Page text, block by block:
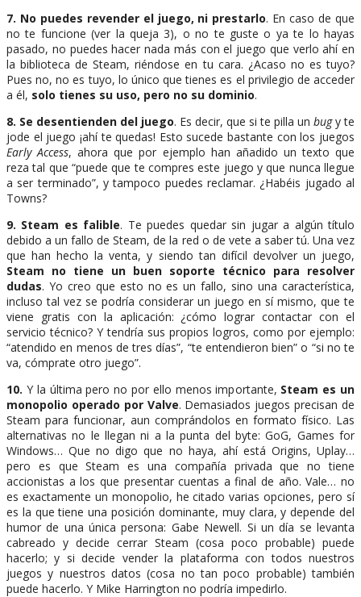
7. No puedes revender el juego, ni prestarlo. En caso de que
no te funcione (ver la queja 3), o no te guste o ya te lo hayas
pasado, no puedes hacer nada más con el juego que verlo ahí en
la biblioteca de Steam, riéndose en tu cara. ¿Acaso no es tuyo?
Pues no, no es tuyo, lo único que tienes es el privilegio de acceder
a él, solo tienes su uso, pero no su dominio.
8. Se desentienden del juego. Es decir, que si te pilla un bugy te
jode el juego ¡ahí te quedas! Esto sucede bastante con los juegos
Early Access, ahora que por ejemplo han añadido un texto que
reza tal que “puede que te compres este juego y que nunca llegue
a ser terminado”, y tampoco puedes reclamar. ¿Habéis jugado al
Towns?
9. Steam es falible. Te puedes quedar sin jugar a algún título
debido a un fallo de Steam, de la red o de vete a saber tú. Una vez
que han hecho la venta, y siendo tan difícil devolver un juego,
Steam no tiene un buen soporte técnico para resolver
dudas. Yo creo que esto no es un fallo, sino una característica,
incluso tal vez se podría considerar un juego en sí mismo, que te
viene gratis con la aplicación: ¿cómo lograr contactar con el
servicio técnico? Y tendría sus propios logros, como por ejemplo:
“atendido en menos de tres días”, “te entendieron bien” o “si no te
va, cómprate otro juego”.
10. Y la última pero no por ello menos importante, Steam es un
monopolio operado por Valve. Demasiados juegos precisan de
Steam para funcionar, aun comprándolos en formato físico. Las
alternativas no le llegan ni a la punta del byte: GoG, Games for
Windows… Que no digo que no haya, ahí está Origins, Uplay…
pero es que Steam es una compañía privada que no tiene
accionistas a los que presentar cuentas a final de año. Vale… no
es exactamente un monopolio, he citado varias opciones, pero sí
es la que tiene una posición dominante, muy clara, y depende del
humor de una única persona: Gabe Newell. Si un día se levanta
cabreado y decide cerrar Steam (cosa poco probable) puede
hacerlo; y si decide vender la plataforma con todos nuestros
juegos y nuestros datos (cosa no tan poco probable) también
puede hacerlo. Y Mike Harrington no podría impedirlo.